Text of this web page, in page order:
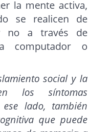
la mente activa,
se realicen de
no a través de
computador o
social y la
los síntomas
lado, también
que puede